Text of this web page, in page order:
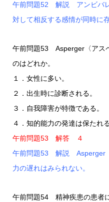
午前問題52 解説 アンビバ
対して相反する感情が同時に
午前問題53 Asperger〈アス
のはどれか。
１．女性に多い。
２．出生時に診断される。
３．自我障害が特徴である。
４．知的能力の発達は保たれる
午前問題53 解答 ４
午前問題53 解説 Asperger
力の遅れはみられない。
午前問題54 精神疾患の患者